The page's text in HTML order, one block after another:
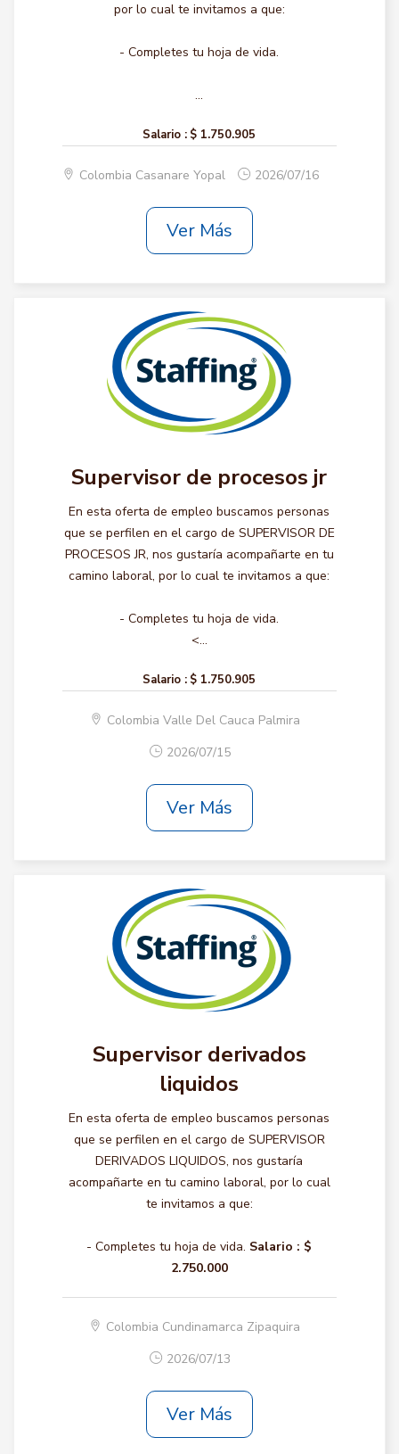
por lo cual te invitamos a que:
- Completes tu hoja de vida.
...
Salario : $ 1.750.905
Colombia Casanare Yopal 2026/07/16
Ver Más
Supervisor de procesos jr
En esta oferta de empleo buscamos personas
que se perfilen en el cargo de SUPERVISOR DE
PROCESOS JR, nos gustaría acompañarte en tu
camino laboral, por lo cual te invitamos a que:
- Completes tu hoja de vida.
<...
Salario : $ 1.750.905
Colombia Valle Del Cauca Palmira
2026/07/15
Ver Más
Supervisor derivados
liquidos
En esta oferta de empleo buscamos personas
que se perfilen en el cargo de SUPERVISOR
DERIVADOS LIQUIDOS, nos gustaría
acompañarte en tu camino laboral, por lo cual
te invitamos a que:
- Completes tu hoja de vida. Salario : $
2.750.000
Colombia Cundinamarca Zipaquira
2026/07/13
Ver Más